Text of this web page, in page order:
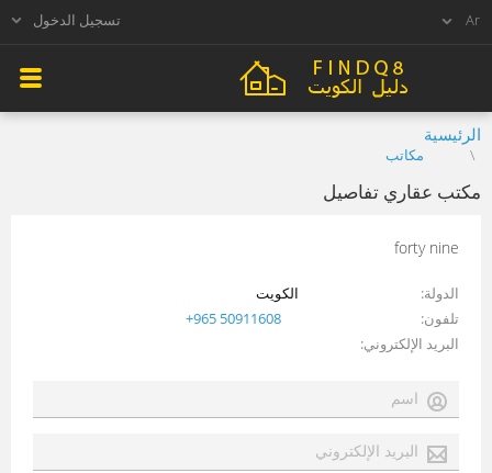
تسجيل الدخول
الرئيسية
مكاتب
مكتب عقاري تفاصيل
forty nine
الدولة
الكويت
تلفون
+965 50911608
البريد الإلكتروني